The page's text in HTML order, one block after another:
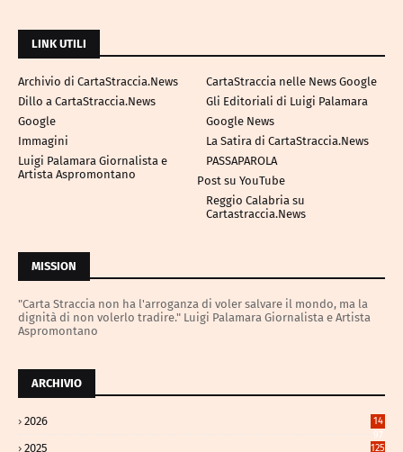
LINK UTILI
Archivio di CartaStraccia.News
CartaStraccia nelle News Google
Dillo a CartaStraccia.News
Gli Editoriali di Luigi Palamara
Google
Google News
Immagini
La Satira di CartaStraccia.News
Luigi Palamara Giornalista e
Artista Aspromontano
PASSAPAROLA
Post su YouTube
Reggio Calabria su
Cartastraccia.News
MISSION
"Carta Straccia non ha l'arroganza di voler salvare il mondo, ma la
dignità di non volerlo tradire." Luigi Palamara Giornalista e Artista
Aspromontano
ARCHIVIO
2026
14
97
2025
125